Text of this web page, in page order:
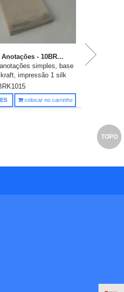
- 10BR...
simples, base
impressão 1 silk
com 100 folhas em
75gr, impressão
10x15...
colocar no carrinho
TOPO